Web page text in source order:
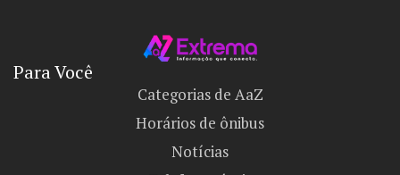
Para Você
Categorias de AaZ
Horários de ônibus
Notícias